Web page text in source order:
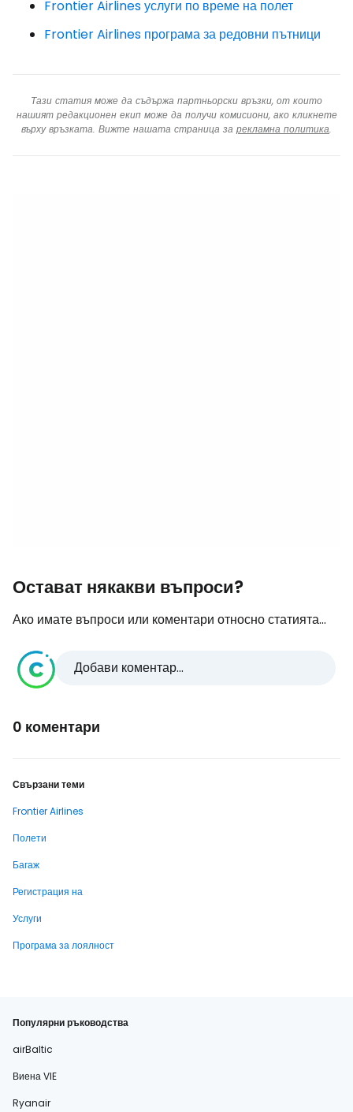
Frontier Airlines услуги по време на полет
Frontier Airlines програма за редовни пътници
Тази статия може да съдържа партньорски връзки, от които
нашият редакционен екип може да получи комисиони, ако кликнете
върху връзката. Вижте нашата страница за рекламна политика.
Остават някакви въпроси?
Ако имате въпроси или коментари относно статията...
Добави коментар...
0 коментари
Свързани теми
Frontier Airlines
Полети
Багаж
Регистрация на
Услуги
Програма за лоялност
Популярни ръководства
airBaltic
Виена VIE
Ryanair